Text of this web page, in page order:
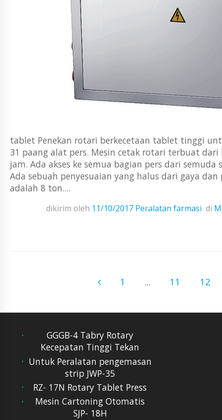
tablet Penekan rotari berkecetaan tablet tinggi
31 paang alat pers. Mesin cetak rotari terbuat
jam. Ada akses ke semua bagian pers dari
Ada sebuah penyesuaian yang halus dari gaya
adalah 8 ton....
dikirim oleh 11/10/2017 Peralatan farmasi di
1 ... 11 12
GGGB-4 Tabry Rotary
Kecepatan Tinggi Tekan
Untuk Peralatan pengemasan
strip JWP-35
RZ- 17N Rotary Tablet Press
Mesin Cartoning Otomatis
SJP- 18H